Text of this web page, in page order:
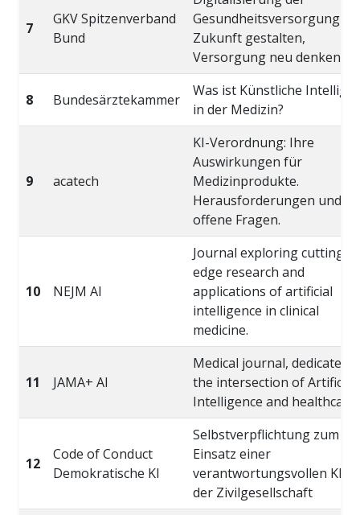
7
GKV Spitzenverband
Bund
Gesundheitsversorgung –
Zukunft gestalten,
Versorgung neu denken!
8 Bundesärztekammer
Was ist Künstliche
in der Medizin?
9 acatech
KI-Verordnung: Ihre
Auswirkungen für
Medizinprodukte.
Herausforderungen und
offene Fragen.
10 NEJM AI
Journal exploring cutting-
edge research and
applications of artificial
intelligence in clinical
medicine.
11 JAMA+ AI
Medical journal, dedicated
the intersection of Artificial
Intelligence and healthcare.
12
Code of Conduct
Demokratische KI
Selbstverpflichtung zum
Einsatz einer
verantwortungsvollen KI in
der Zivilgesellschaft